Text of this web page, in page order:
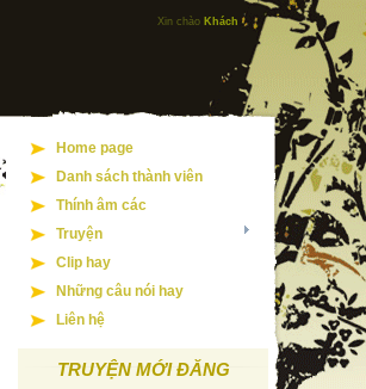
Xin chào Khách
Home page
Danh sách thành viên
Thính âm các
Truyện
Clip hay
Những câu nói hay
Liên hệ
TRUYỆN MỚI ĐĂNG